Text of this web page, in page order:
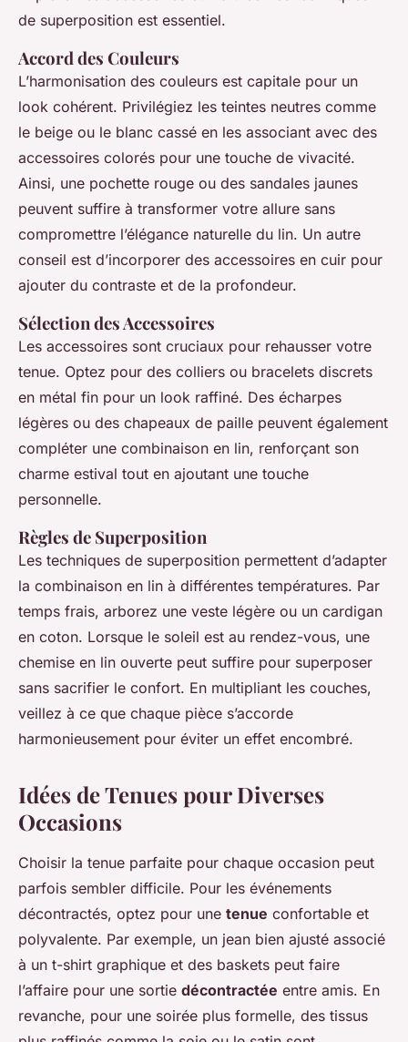
de superposition est essentiel.
Accord des Couleurs
L’harmonisation des couleurs est capitale pour un
look cohérent. Privilégiez les teintes neutres comme
le beige ou le blanc cassé en les associant avec des
accessoires colorés pour une touche de vivacité.
Ainsi, une pochette rouge ou des sandales jaunes
peuvent suffire à transformer votre allure sans
compromettre l’élégance naturelle du lin. Un autre
conseil est d’incorporer des accessoires en cuir pour
ajouter du contraste et de la profondeur.
Sélection des Accessoires
Les accessoires sont cruciaux pour rehausser votre
tenue. Optez pour des colliers ou bracelets discrets
en métal fin pour un look raffiné. Des écharpes
légères ou des chapeaux de paille peuvent également
compléter une combinaison en lin, renforçant son
charme estival tout en ajoutant une touche
personnelle.
Règles de Superposition
Les techniques de superposition permettent d’adapter
la combinaison en lin à différentes températures. Par
temps frais, arborez une veste légère ou un cardigan
en coton. Lorsque le soleil est au rendez-vous, une
chemise en lin ouverte peut suffire pour superposer
sans sacrifier le confort. En multipliant les couches,
veillez à ce que chaque pièce s’accorde
harmonieusement pour éviter un effet encombré.
Idées de Tenues pour Diverses
Occasions
Choisir la tenue parfaite pour chaque occasion peut
parfois sembler difficile. Pour les événements
décontractés, optez pour une tenue confortable et
polyvalente. Par exemple, un jean bien ajusté associé
à un t-shirt graphique et des baskets peut faire
l’affaire pour une sortie décontractée entre amis. En
revanche, pour une soirée plus formelle, des tissus